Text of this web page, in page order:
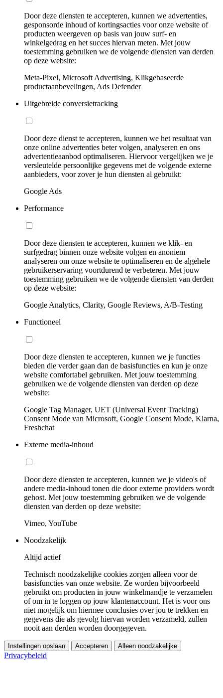
Door deze diensten te accepteren, kunnen we advertenties,
gesponsorde inhoud of kortingsacties voor onze website of
producten weergeven op basis van jouw surf- en
winkelgedrag en het succes hiervan meten. Met jouw
toestemming gebruiken we de volgende diensten van derden
op deze website:
Meta-Pixel, Microsoft Advertising, Klikgebaseerde
productaanbevelingen, Ads Defender
Uitgebreide conversietracking
Door deze dienst te accepteren, kunnen we het resultaat van
onze online advertenties beter volgen, analyseren en ons
advertentieaanbod optimaliseren. Hiervoor vergelijken we je
versleutelde persoonlijke gegevens met de volgende externe
aanbieders, voor zover je hun diensten al gebruikt:
Google Ads
Performance
Door deze diensten te accepteren, kunnen we klik- en
surfgedrag binnen onze website volgen en anoniem
analyseren om onze website te optimaliseren en de algehele
gebruikerservaring voortdurend te verbeteren. Met jouw
toestemming gebruiken we de volgende diensten van derden
op deze website:
Google Analytics, Clarity, Google Reviews, A/B-Testing
Functioneel
Door deze diensten te accepteren, kunnen we je functies
bieden die verder gaan dan de basisfuncties en kun je onze
website comfortabel gebruiken. Met jouw toestemming
gebruiken we de volgende diensten van derden op deze
website:
Google Tag Manager, UET (Universal Event Tracking)
Consent Mode van Microsoft, Google Consent Mode, Klarna,
Freshchat
Externe media-inhoud
Door deze diensten te accepteren, kunnen we je video's of
andere media-inhoud tonen die door externe providers wordt
gehost. Met jouw toestemming gebruiken we de volgende
diensten van derden op deze website:
Vimeo, YouTube
Noodzakelijk
Altijd actief
Technisch noodzakelijke cookies zorgen alleen voor de
basisfuncties van onze website. Ze worden bijvoorbeeld
gebruikt om producten in jouw winkelmandje te verzamelen
of om in te loggen op jouw klantenaccount. Het is voor ons
niet mogelijk om hiermee conclusies over jou te trekken en
gegevens die als gevolg hiervan worden verzameld, zullen
nooit aan derden worden doorgegeven.
Instellingen opslaan Accepteren Alleen noodzakelijke
Privacybeleid